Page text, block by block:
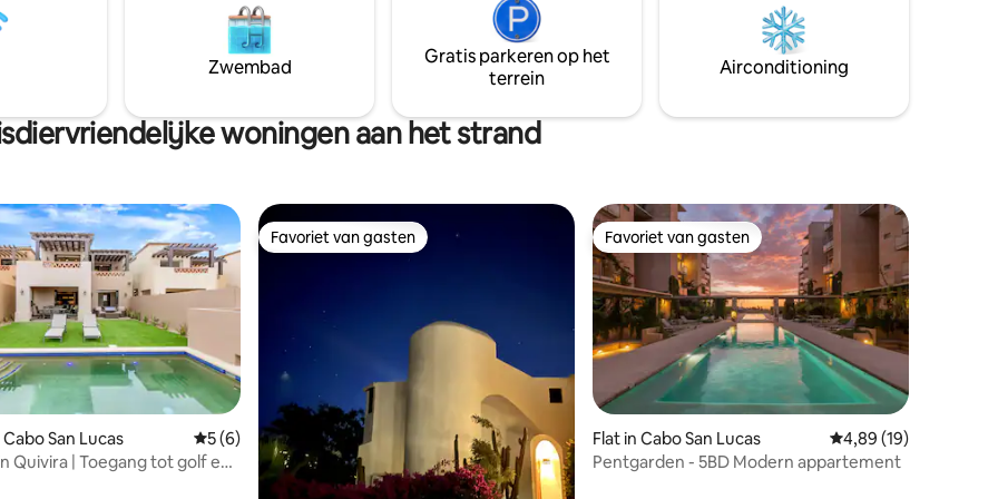
Zwembad
Gratis parkeren op het
terrein
Airconditioning
woningen aan het strand
van 4,87 op 5, 39 recensies
San Lucas Gemiddelde beoordeling van 5 op 5, 6 recensies
5 (6)
Quivira | Toegang tot golf en
Favoriet van gasten
Favoriet van gasten Favoriet van gasten
Favoriet van gasten
Flat in Cabo San Lucas Gemiddelde
4,89 (19)
Pentgarden - 5BD Modern appartement